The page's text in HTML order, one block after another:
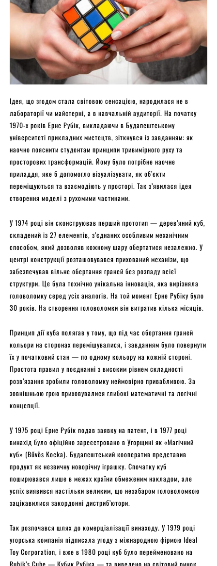
Ідея, що згодом стала світовою сенсацією, народилася не в
лабораторії чи майстерні, а в навчальній аудиторії. На початку
1970-х років Ерне Рубік, викладаючи в Будапештському
університеті прикладних мистецтв, зіткнувся із завданням: як
наочно пояснити студентам принципи тривимірного руху та
просторових трансформацій. Йому було потрібне наочне
приладдя, яке б допомогло візуалізувати, як об’єкти
переміщуються та взаємодіють у просторі. Так з’явилася ідея
створення моделі з рухомими частинами.
У 1974 році він сконструював перший прототип — дерев’яний куб,
складений із 27 елементів, з’єднаних особливим механічним
способом, який дозволяв кожному шару обертатися незалежно. У
центрі конструкції розташовувався прихований механізм, що
забезпечував вільне обертання граней без розпаду всієї
структури. Це була технічно унікальна інновація, яка вирізняла
головоломку серед усіх аналогів. На той момент Ерне Рубіку було
30 років. На створення головоломки він витратив кілька місяців.
Принцип дії куба полягав у тому, що під час обертання граней
кольори на сторонах перемішувалися, і завданням було повернути
їх у початковий стан — по одному кольору на кожній стороні.
Простота правил у поєднанні з високим рівнем складності
розв’язання зробили головоломку неймовірно привабливою. За
зовнішньою грою приховувалися глибокі математичні та логічні
концепції.
У 1975 році Ерне Рубік подав заявку на патент, і в 1977 році
винахід було офіційно зареєстровано в Угорщині як «Магічний
куб» (Bűvös Kocka). Будапештський кооператив представив
продукт як незвичну новорічну іграшку. Спочатку куб
поширювався лише в межах країни обмеженим накладом, але
успіх виявився настільки великим, що незабаром головоломкою
зацікавилися закордонні дистриб’ютори.
Так розпочався шлях до комерціалізації винаходу. У 1979 році
угорська компанія підписала угоду з міжнародною фірмою Ideal
Toy Corporation, і вже в 1980 році куб було перейменовано на